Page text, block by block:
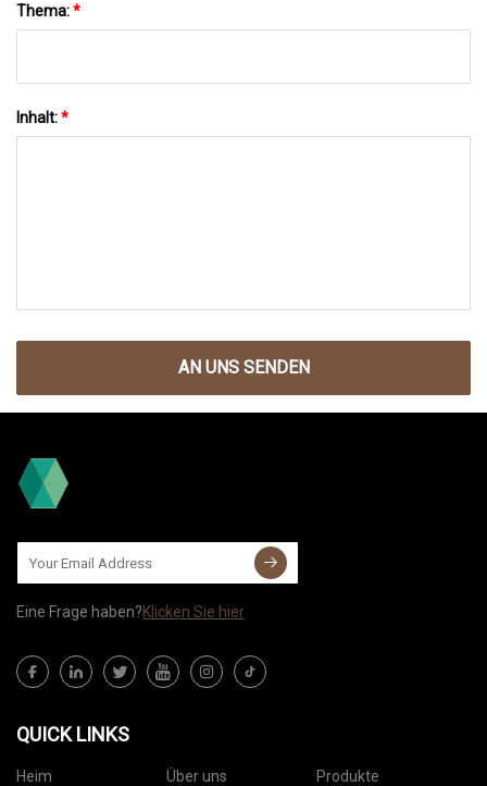
Thema:*
Inhalt:*
AN UNS SENDEN
Eine Frage haben?Klicken Sie hier
QUICK LINKS
Heim Über uns Produkte